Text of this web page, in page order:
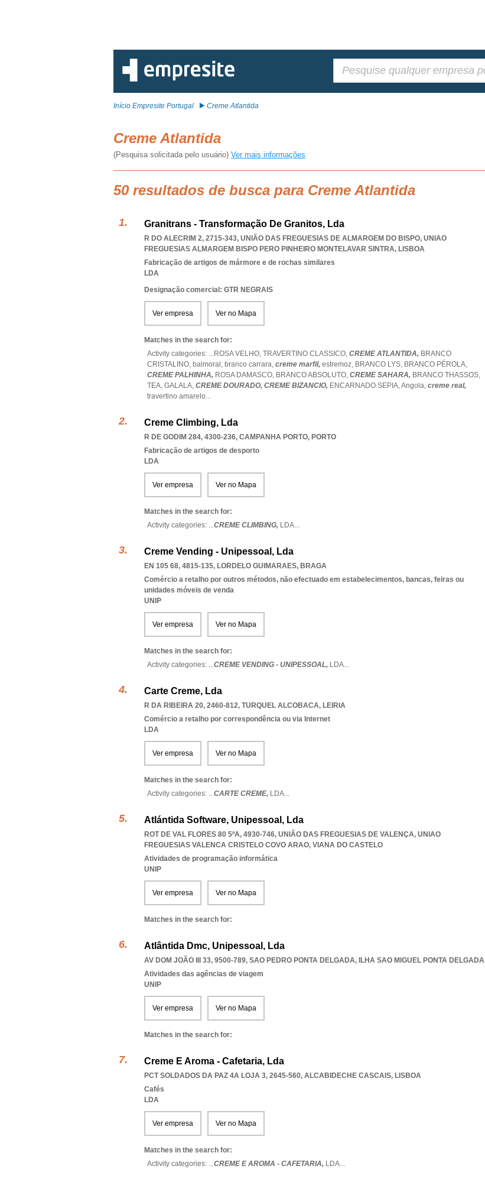
Início Empresite Portugal Creme Atlantida
Creme Atlantida
(Pesquisa solicitada pelo usuário) Ver mais informações
50 resultados de busca para Creme Atlantida
Granitrans - Transformação De Granitos, Lda
R DO ALECRIM 2, 2715-343, UNIÃO DAS FREGUESIAS DE ALMARGEM DO BISPO, UNIAO
FREGUESIAS ALMARGEM BISPO PERO PINHEIRO MONTELAVAR SINTRA, LISBOA
Fabricação de artigos de mármore e de rochas similares
LDA
Designação comercial: GTR NEGRAIS
Ver empresa Ver no Mapa
Matches in the search for:
Activity categories: ...ROSA VELHO, TRAVERTINO CLASSICO, CREME ATLANTIDA, BRANCO
CRISTALINO, balmoral, branco carrara, creme marfil, estremoz, BRANCO LYS, BRANCO PÉROLA,
CREME PALHINHA, ROSA DAMASCO, BRANCO ABSOLUTO, CREME SAHARA, BRANCO THASSOS,
TEA, GALALA, CREME DOURADO, CREME BIZANCIO, ENCARNADO SEPIA,Angola, creme real,
travertino amarelo...
Creme Climbing, Lda
R DE GODIM 284, 4300-236, CAMPANHA PORTO, PORTO
Fabricação de artigos de desporto
LDA
Ver empresa Ver no Mapa
Matches in the search for:
Activity categories: ...CREME CLIMBING, LDA...
Creme Vending - Unipessoal, Lda
EN 105 68, 4815-135, LORDELO GUIMARAES, BRAGA
Comércio a retalho por outros métodos, não efectuado em estabelecimentos, bancas, feiras ou
unidades móveis de venda
UNIP
Ver empresa Ver no Mapa
Matches in the search for:
Activity categories: ...CREME VENDING - UNIPESSOAL, LDA...
Carte Creme, Lda
R DA RIBEIRA 20, 2460-812, TURQUEL ALCOBACA, LEIRIA
Comércio a retalho por correspondência ou via Internet
LDA
Ver empresa Ver no Mapa
Matches in the search for:
Activity categories: ...CARTE CREME, LDA...
Atlántida Software, Unipessoal, Lda
ROT DE VAL FLORES 80 5ºA, 4930-746, UNIÃO DAS FREGUESIAS DE VALENÇA, UNIAO
FREGUESIAS VALENCA CRISTELO COVO ARAO, VIANA DO CASTELO
Atividades de programação informática
UNIP
Ver empresa Ver no Mapa
Matches in the search for:
Atlântida Dmc, Unipessoal, Lda
AV DOM JOÃO III 33, 9500-789, SAO PEDRO PONTA DELGADA, ILHA SAO MIGUEL PONTA DELGADA
Atividades das agências de viagem
UNIP
Ver empresa Ver no Mapa
Matches in the search for:
Creme E Aroma - Cafetaria, Lda
PCT SOLDADOS DA PAZ 4A LOJA 3, 2645-560, ALCABIDECHE CASCAIS, LISBOA
Cafés
LDA
Ver empresa Ver no Mapa
Matches in the search for:
Activity categories: ...CREME E AROMA - CAFETARIA, LDA...